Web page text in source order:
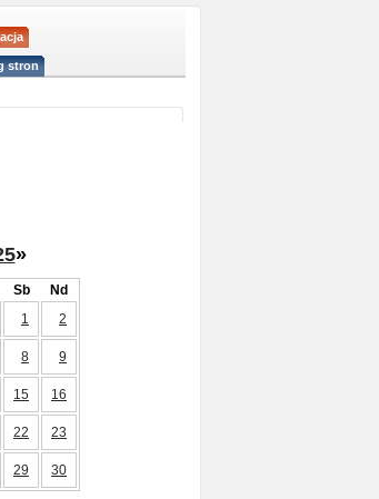
stron
»
Sb
Nd
1
2
8 9
15 16
22 23
29 30